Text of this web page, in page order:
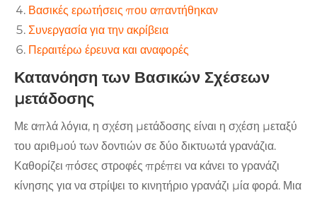
Βασικές ερωτήσεις που απαντήθηκαν
Συνεργασία για την ακρίβεια
Περαιτέρω έρευνα και αναφορές
Κατανόηση των Βασικών Σχέσεων
μετάδοσης
Με απλά λόγια, η σχέση μετάδοσης είναι η σχέση μεταξύ
του αριθμού των δοντιών σε δύο δικτυωτά γρανάζια.
Καθορίζει πόσες στροφές πρέπει να κάνει το γρανάζι
κίνησης για να στρίψει το κινητήριο γρανάζι μία φορά. Μια